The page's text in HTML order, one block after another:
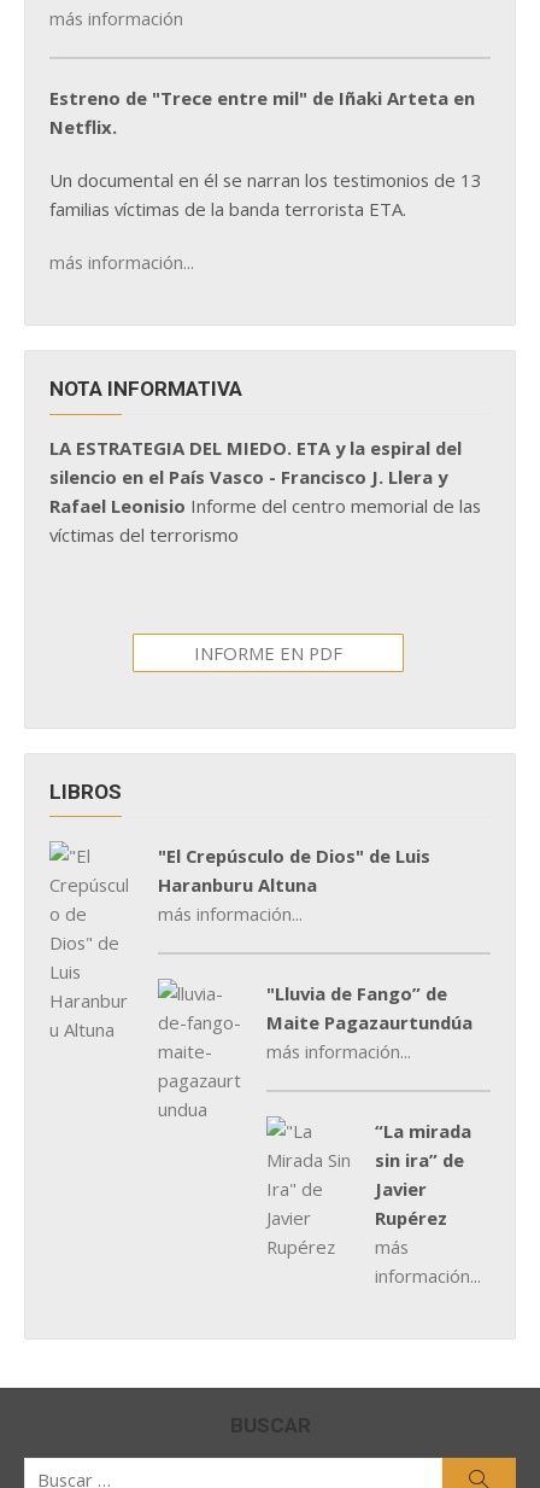
más información
Estreno de "Trece entre mil" de Iñaki Arteta en
Netflix.
Un documental en él se narran los testimonios de 13
familias víctimas de la banda terrorista ETA.
más información...
NOTA INFORMATIVA
LA ESTRATEGIA DEL MIEDO. ETA y la espiral del
silencio en el País Vasco - Francisco J. Llera y
Rafael Leonisio Informe del centro memorial de las
víctimas del terrorismo
INFORME EN PDF
LIBROS
"El Crepúsculo de Dios" de Luis
Haranburu Altuna
más información...
"Lluvia de Fango” de
Maite Pagazaurtundúa
más información...
“La mirada
sin ira” de
Javier
Rupérez
más
información...
BUSCAR